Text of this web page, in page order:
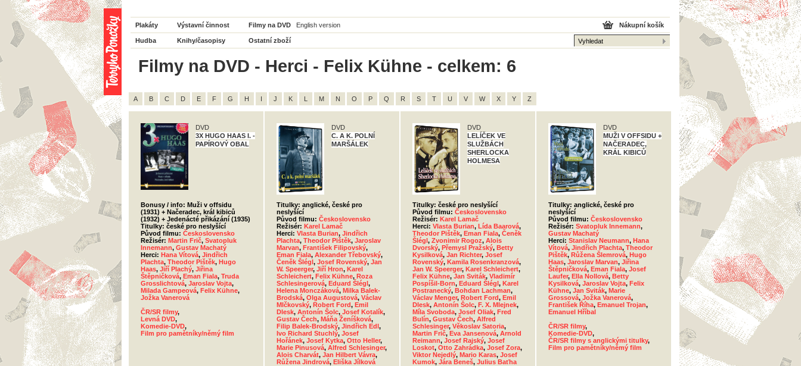
Plakáty Výstavní činnost Filmy na DVD English version
Hudba Knihy/časopisy Ostatní zboží
Nákupní košík
Filmy na DVD - Herci - Felix Kühne - celkem: 6
A B C D E F G H I J K L M N O P Q R S T U V W X Y Z
DVD
3X HUGO HAAS I. -
PAPÍROVÝ OBAL
Bonusy / info: Muži v offsidu
(1931) + Načeradec, král kibiců
(1932) + Jedenácté přikázání (1935)
Titulky: české pro neslyšící
Původ filmu: Československo
Režisér: Martin Frič, Svatopluk
Innemann, Gustav Machatý
Herci: Hana Vítová, Jindřich
Plachta, Theodor Pištěk, Hugo
Haas, Jiří Plachý, Jiřina
Štěpničková, Eman Fiala, Truda
Grosslichtová, Jaroslav Vojta,
Milada Gampeová, Felix Kühne,
Jožka Vanerová
ČR/SR filmy,
Levná DVD,
Komedie-DVD,
Film pro pamětníky/němý film
DVD
C. A K. POLNÍ
MARŠÁLEK
Titulky: anglické, české pro
neslyšící
Původ filmu: Československo
Režisér: Karel Lamač
Herci: Vlasta Burian, Jindřich
Plachta, Theodor Pištěk, Jaroslav
Marvan, František Filipovský,
Eman Fiala, Alexander Třebovský,
Čeněk Šlégl, Josef Rovenský, Jan
W. Speerger, Jiří Hron, Karel
Schleichert, Felix Kühne, Roza
Schlesingerová, Eduard Šlégl,
Helena Monczáková, Milka Balek-
Brodská, Olga Augustová, Václav
Mlčkovský, Robert Ford, Emil
Dlesk, Antonín Šolc, Josef Kotalík,
Gustav Čech, Máňa Ženíšková,
Filip Balek-Brodský, Jindřich Edl,
Ivo Richard Stuchlý, Josef
Hořánek, Josef Kytka, Otto Heller,
Marie Pinusová, Alfred Schlesinger,
Alois Charvát, Jan Hilbert Vávra,
Růžena Jindrová, Eliška Jílková
DVD
LELÍČEK VE
SLUŽBÁCH
SHERLOCKA
HOLMESA
Titulky: české pro neslyšící
Původ filmu: Československo
Režisér: Karel Lamač
Herci: Vlasta Burian, Lída Baarová,
Theodor Pištěk, Eman Fiala, Čeněk
Šlégl, Zvonimir Rogoz, Alois
Dvorský, Přemysl Pražský, Betty
Kysilková, Jan Richter, Josef
Rovenský, Kamila Rosenkranzová,
Jan W. Speerger, Karel Schleichert,
Felix Kühne, Jan Sviták, Vladimír
Pospíšil-Born, Eduard Šlégl, Karel
Postranecký, Bohdan Lachman,
Václav Menger, Robert Ford, Emil
Dlesk, Antonín Šolc, F. X. Mlejnek,
Míla Svoboda, Josef Oliak, Fred
Bulín, Gustav Čech, Alfred
Schlesinger, Věkoslav Satoria,
Martin Frič, Eva Jansenová, Arnold
Reimann, Josef Rajský, Josef
Loskot, Otto Zahrádka, Josef Zora,
Viktor Nejedlý, Mario Karas, Josef
Kumok, Jára Beneš, Julius Baťha
DVD
MUŽI V OFFSIDU +
NAČERADEC,
KRÁL KIBICŮ
Titulky: anglické, české pro
neslyšící
Původ filmu: Československo
Režisér: Svatopluk Innemann,
Gustav Machatý
Herci: Stanislav Neumann, Hana
Vítová, Jindřich Plachta, Theodor
Pištěk, Růžena Šlemrová, Hugo
Haas, Jaroslav Marvan, Jiřina
Štěpničková, Eman Fiala, Josef
Laufer, Ella Nollová, Betty
Kysilková, Jaroslav Vojta, Felix
Kühne, Jan Sviták, Marie
Grossová, Jožka Vanerová,
František Říha, Emanuel Trojan,
Emanuel Hříbal
ČR/SR filmy,
Komedie-DVD,
ČR/SR filmy s anglickými titulky,
Film pro pamětníky/němý film